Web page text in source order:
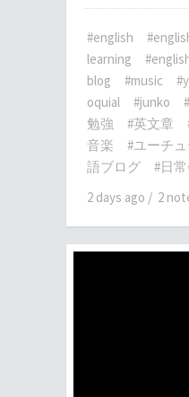
#english
learning
blog
#music
oquial
#junko
勉強
#英文章
音楽
#ユーチ
語ブログ
#日
2 days ago / 2